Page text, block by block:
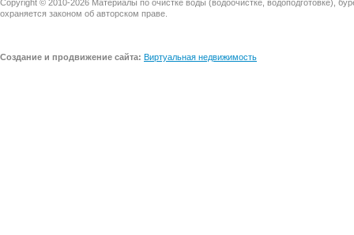
Copyright © 2010-2026 Материалы по очистке воды (водоочистке, водоподготовке),
охраняется законом об авторском праве.
Создание и продвижение сайта: Виртуальная недвижимость